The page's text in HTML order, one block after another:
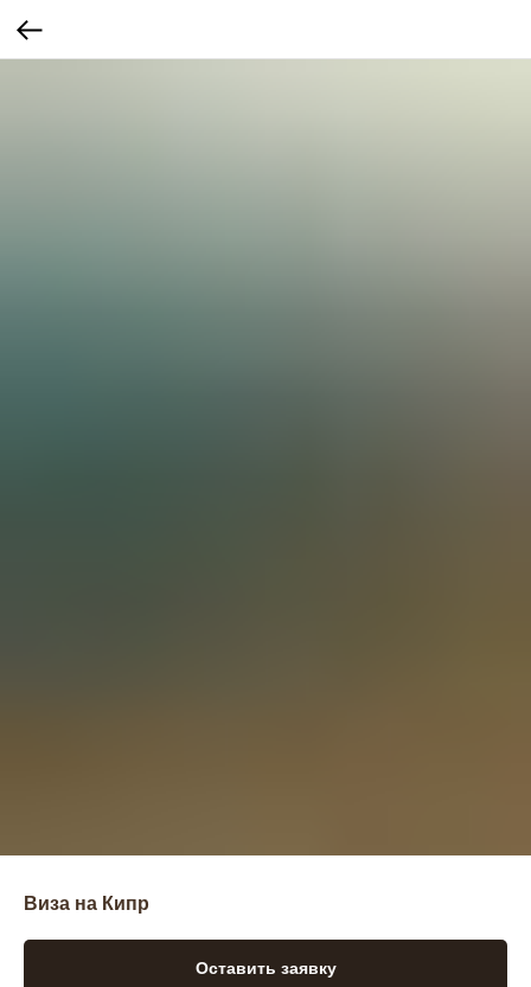
Виза на Кипр
Оставить заявку